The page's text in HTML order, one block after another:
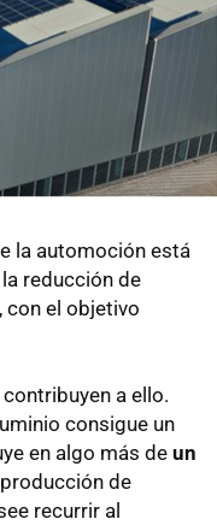
la automoción está
reducción de
con el objetivo
a ello.
consigue un
en algo más de un
de
recurrir al